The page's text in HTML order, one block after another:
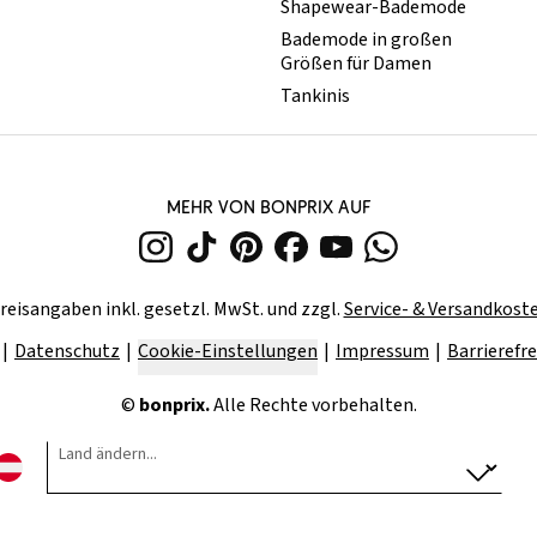
Shapewear-Bademode
Bademode in großen
Größen für Damen
Tankinis
MEHR VON BONPRIX AUF
inkl. gesetzl. MwSt. und zzgl.Service- &
Datenschutz Cookie-Einstellungen Impressum
© bonprix.Alle Rechte vorbehalten.
Land ändern...